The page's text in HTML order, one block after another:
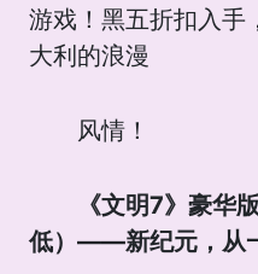
游戏！黑五折扣入手
大利的浪漫
风情！
《文明7》豪华
低）——新纪元，从